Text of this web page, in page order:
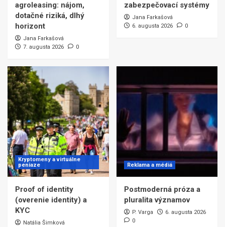
agroleasing: nájom,
dotačné riziká, dlhý
horizont
Jana Farkašová
7. augusta 2026
0
zabezpečovací systémy
Jana Farkašová
6. augusta 2026
0
Kryptomeny a virtuálne
peniaze
Proof of identity
(overenie identity) a
KYC
Natália Šimková
Reklama a médiá
Postmoderná próza a
pluralita významov
P. Varga
6. augusta 2026
0